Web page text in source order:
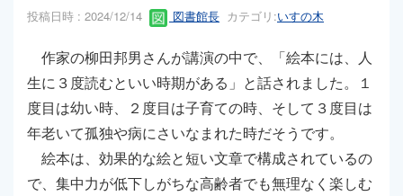
投稿日時 : 2024/12/14 図書館長 カテゴリ:いすの木
作家の柳田邦男さんが講演の中で、「絵本には、人
生に３度読むといい時期がある」と話されました。１
度目は幼い時、２度目は子育ての時、そして３度目は
年老いて孤独や病にさいなまれた時だそうです。
絵本は、効果的な絵と短い文章で構成されているの
で、集中力が低下しがちな高齢者でも無理なく楽しむ